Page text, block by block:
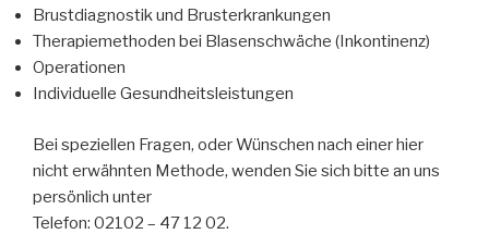
Brustdiagnostik und Brusterkrankungen
Therapiemethoden bei Blasenschwäche (Inkontinenz)
Operationen
Individuelle Gesundheitsleistungen
Bei speziellen Fragen, oder Wünschen nach einer hier
nicht erwähnten Methode, wenden Sie sich bitte an uns
persönlich unter
Telefon: 02102 – 47 12 02.